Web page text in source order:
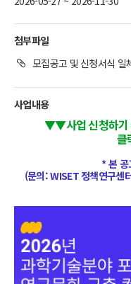
첨부파일
모집공고 및 신청서식 일
사업내용
▼▼사업 신청하기
* 본 공
(문의: WISET 정책연구